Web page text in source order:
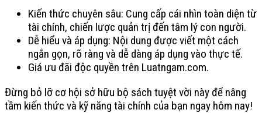
Kiến thức chuyên sâu: Cung cấp cái nhìn toàn diện từ
tài chính, chiến lược quản trị đến tâm lý con người.
Dễ hiểu và áp dụng: Nội dung được viết một cách
ngắn gọn, rõ ràng và dễ dàng áp dụng vào thực tế.
Giá ưu đãi độc quyền trên Luatngam.com.
Đừng bỏ lỡ cơ hội sở hữu bộ sách tuyệt vời này để nâng
tầm kiến thức và kỹ năng tài chính của bạn ngay hôm nay!